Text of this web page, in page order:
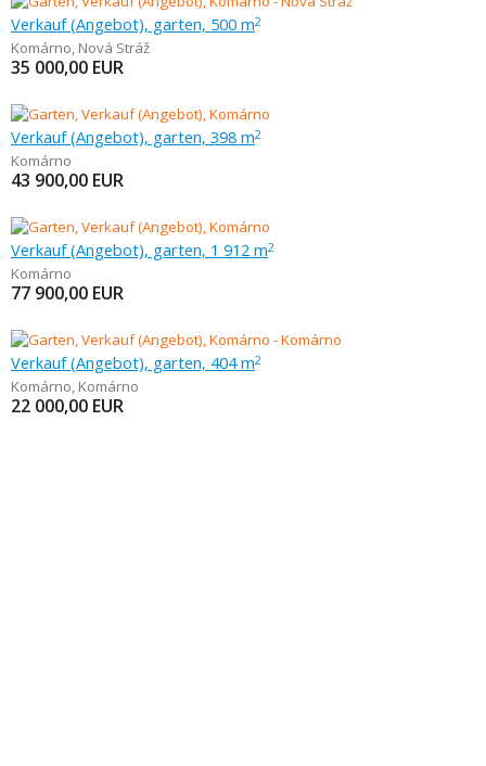
Verkauf (Angebot), garten, 500 m2
Komárno, Nová Stráž
35 000,00 EUR
Verkauf (Angebot), garten, 398 m2
Komárno
43 900,00 EUR
Verkauf (Angebot), garten, 1 912 m2
Komárno
77 900,00 EUR
Verkauf (Angebot), garten, 404 m2
Komárno, Komárno
22 000,00 EUR